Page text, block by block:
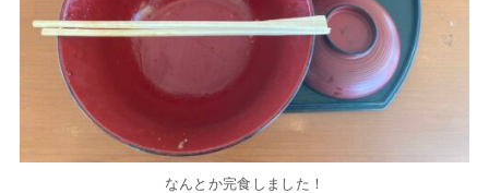
なんとか完食しました！